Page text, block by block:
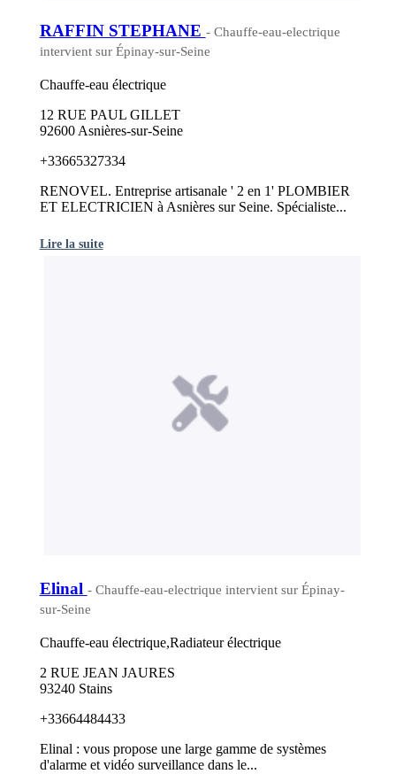
RAFFIN STEPHANE - Chauffe-eau-electrique
intervient sur Épinay-sur-Seine
Chauffe-eau électrique
12 RUE PAUL GILLET
92600 Asnières-sur-Seine
+33665327334
RENOVEL. Entreprise artisanale ' 2 en 1' PLOMBIER
ET ELECTRICIEN à Asnières sur Seine. Spécialiste...
Lire la suite
Elinal - Chauffe-eau-electrique intervient sur Épinay-
sur-Seine
Chauffe-eau électrique,Radiateur électrique
2 RUE JEAN JAURES
93240 Stains
+33664484433
Elinal : vous propose une large gamme de systèmes
d'alarme et vidéo surveillance dans le...